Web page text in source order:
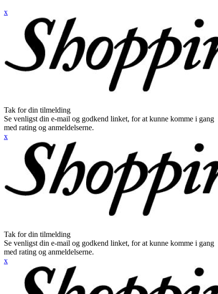
x
Tak for din tilmelding
Se venligst din e-mail og godkend linket, for at kunne komme i gang
med rating og anmeldelserne.
x
Tak for din tilmelding
Se venligst din e-mail og godkend linket, for at kunne komme i gang
med rating og anmeldelserne.
x